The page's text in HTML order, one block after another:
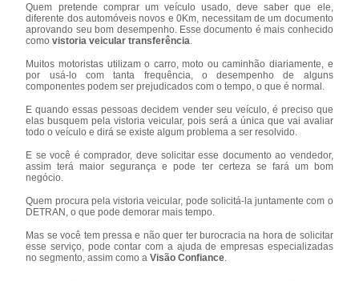
Quem pretende comprar um veículo usado, deve saber que ele,
diferente dos automóveis novos e 0Km, necessitam de um documento
aprovando seu bom desempenho. Esse documento é mais conhecido
comovistoria veicular transferência
Muitos motoristas utilizam o carro, moto ou caminhão diariamente, e
por usá-lo com tanta frequência, o desempenho de alguns
componentes podem ser prejudicados com o tempo, o que é normal.
E quando essas pessoas decidem vender seu veículo, é preciso que
elas busquem pela vistoria veicular, pois será a única que vai avaliar
todo o veículo e dirá se existe algum problema a ser resolvido.
E se você é comprador, deve solicitar esse documento ao vendedor,
assim terá maior segurança e pode ter certeza se fará um bom
negócio.
Quem procura pela vistoria veicular, pode solicitá-la juntamente com o
DETRAN, o que pode demorar mais tempo.
Mas se você tem pressa e não quer ter burocracia na hora de solicitar
esse serviço, pode contar com a ajuda de empresas especializadas
no segmento, assim como aVisão Confiance